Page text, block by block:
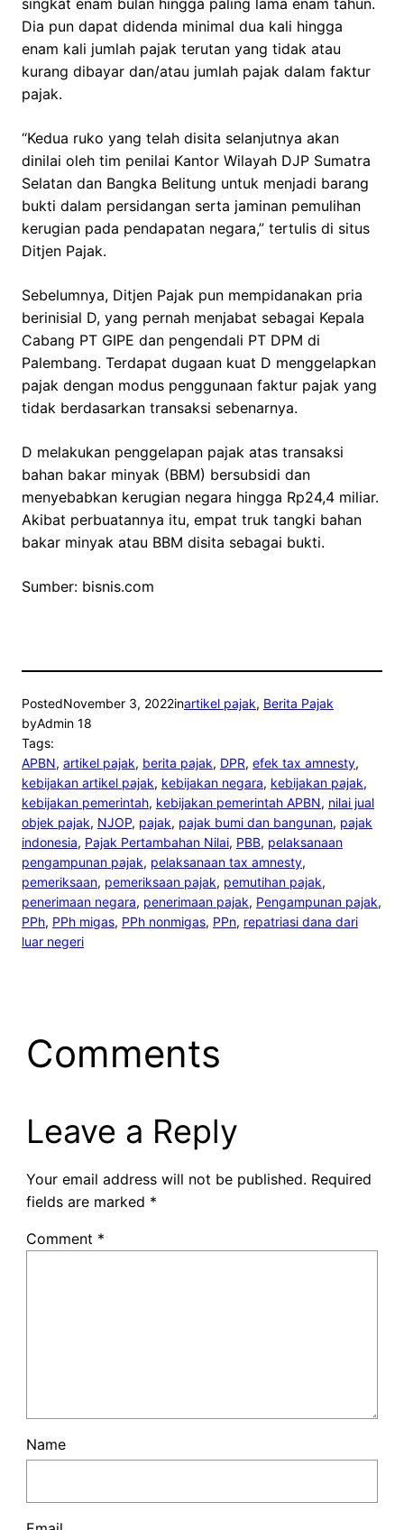
singkat enam bulan hingga paling lama enam tahun.
Dia pun dapat didenda minimal dua kali hingga
enam kali jumlah pajak terutan yang tidak atau
kurang dibayar dan/atau jumlah pajak dalam faktur
pajak.
“Kedua ruko yang telah disita selanjutnya akan
dinilai oleh tim penilai Kantor Wilayah DJP Sumatra
Selatan dan Bangka Belitung untuk menjadi barang
bukti dalam persidangan serta jaminan pemulihan
kerugian pada pendapatan negara,” tertulis di situs
Ditjen Pajak.
Sebelumnya, Ditjen Pajak pun mempidanakan pria
berinisial D, yang pernah menjabat sebagai Kepala
Cabang PT GIPE dan pengendali PT DPM di
Palembang. Terdapat dugaan kuat D menggelapkan
pajak dengan modus penggunaan faktur pajak yang
tidak berdasarkan transaksi sebenarnya.
D melakukan penggelapan pajak atas transaksi
bahan bakar minyak (BBM) bersubsidi dan
menyebabkan kerugian negara hingga Rp24,4 miliar.
Akibat perbuatannya itu, empat truk tangki bahan
bakar minyak atau BBM disita sebagai bukti.
Sumber: bisnis.com
PostedNovember 3, 2022inartikel pajak, Berita Pajak
byAdmin 18
Tags:
APBN, artikel pajak, berita pajak, DPR, efek tax amnesty
kebijakan artikel pajak, kebijakan negara, kebijakan pajak
kebijakan pemerintah, kebijakan pemerintah APBN, nilai jual
objek pajak, NJOP, pajak, pajak bumi dan bangunan, pajak
indonesia, Pajak Pertambahan Nilai, PBB, pelaksanaan
pengampunan pajak, pelaksanaan tax amnesty
pemeriksaan, pemeriksaan pajak, pemutihan pajak
penerimaan negara, penerimaan pajak, Pengampunan pajak
PPh, PPh migas, PPh nonmigas, PPn, repatriasi dana dari
luar negeri
Comments
Leave a Reply
Your email address will not be published. Required
fields are marked *
Comment *
Name